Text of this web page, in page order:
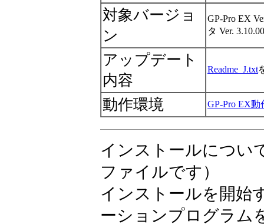
対象バージョ
ン
GP-Pro EX
タ Ver.
アップデート
内容
Readme_J.txt
動作環境 GP-Pro EX動
インストールについ
ファイルです）
インストールを開始
ーションプログラム